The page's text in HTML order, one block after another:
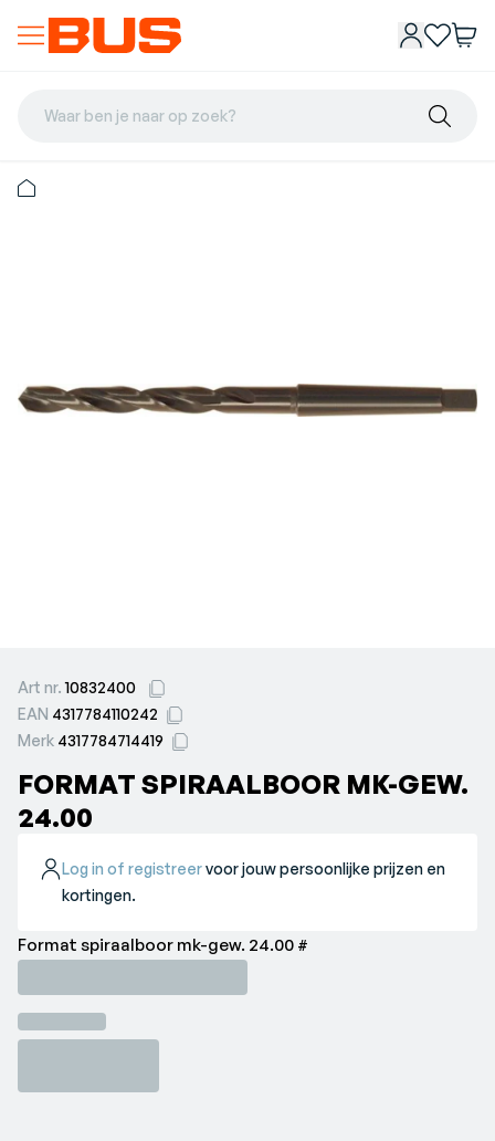
Waar ben je naar op zoek?
Art nr.10832400
EAN 4317784110242
Merk 4317784714419
FORMAT SPIRAALBOOR MK-GEW.
24.00
Log in of registreervoor jouw persoonlijke prijzen en
kortingen.
Format spiraalboor mk-gew. 24.00 #